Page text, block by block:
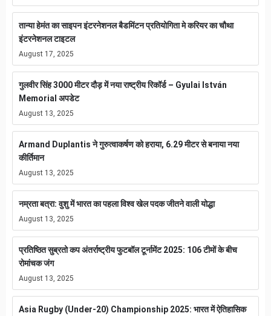
तान्या हेमंत का साइपन इंटरनेशनल बैडमिंटन प्रतियोगिता मे करियर का चौथा
इंटरनेशनल टाइटल
August 17, 2025
गुलवीर सिंह 3000 मीटर दौड़ में नया राष्ट्रीय रिकॉर्ड – Gyulai István
Memorial अपडेट
August 13, 2025
Armand Duplantis ने गुरुत्वाकर्षण को हराया, 6.29 मीटर से बनाया नया
कीर्तिमान
August 13, 2025
नम्रता बत्रा: वुशु में भारत का पहला विश्व खेल पदक जीतने वाली योद्धा
August 13, 2025
प्रतिष्ठित सुब्रतो कप अंतर्राष्ट्रीय फुटबॉल टूर्नामेंट 2025: 106 टीमों के बीच
रोमांचक जंग
August 13, 2025
Asia Rugby (Under-20) Championship 2025: भारत में ऐतिहासिक